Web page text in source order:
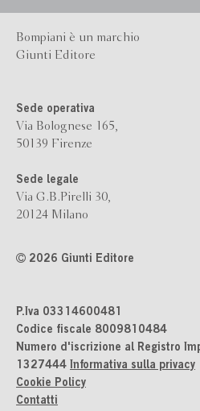
Bompiani è un marchio
Giunti Editore
Sede operativa
Via Bolognese 165,
50139 Firenze
Sede legale
Via G.B.Pirelli 30,
20124 Milano
2026 Giunti Editore
P.Iva 03314600481
Codice fiscale 8009810484
Numero d'iscrizione al Registro
1327444 Informativa sulla privacy
Cookie Policy
Contatti